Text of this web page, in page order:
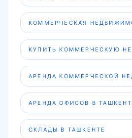
КОММЕРЧЕСКАЯ
КУПИТЬ КОММЕРЧЕСКУЮ
АРЕНДА КОММЕРЧЕСКОЙ
АРЕНДА ОФИСОВ В
СКЛАДЫ В ТАШКЕНТЕ